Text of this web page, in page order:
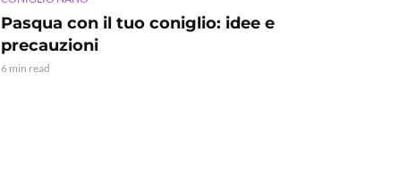
Pasqua con il tuo coniglio: idee e
precauzioni
6 min read